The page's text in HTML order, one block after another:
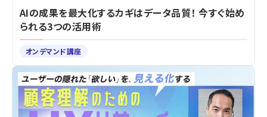
AIの成果を最大化するカギはデータ品質！ 今すぐ始め
られる3つの活用術
オンデマンド講座